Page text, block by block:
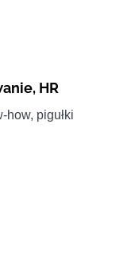
, HR
how, pigułki